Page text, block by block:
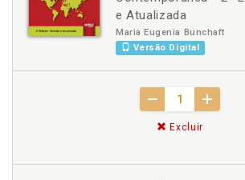
e Atualizada
Maria Eugenia Bunchaft
Versão Digital
Excluir